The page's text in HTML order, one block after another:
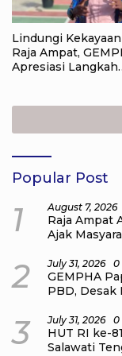
Lindungi
Raja Ampat,
Apresiasi Langkah
Popular Post
1 August 7, 2026
Raja Ampat
Ajak
2 July 31, 2026 0
GEMPHA
PBD, Desak
3 July 31, 2026 0
HUT RI ke-
Salawati